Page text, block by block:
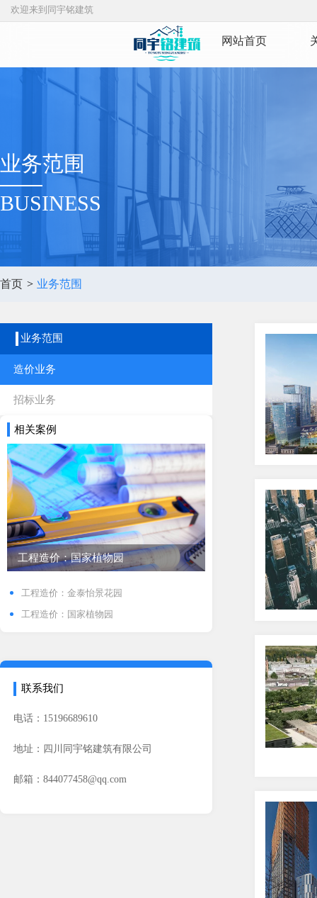
欢迎来到同宇铭建筑
网站首页
业务范围
BUSINESS
首页 > 业务范围
业务范围
造价业务
招标业务
相关案例
工程造价：国家植物园
工程造价：金泰怡景花园
工程造价：国家植物园
联系我们
电话：15196689610
地址：四川同宇铭建筑有限公司
邮箱：844077458@qq.com